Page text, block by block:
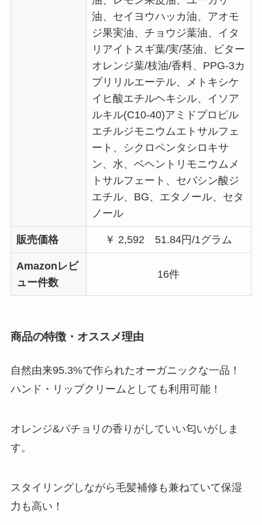
油、セイヨウハッカ油、アオモ
ジ果実油、チョウジ葉油、イタ
リアイトスギ葉/実/茎油、ビター
オレンジ葉/枝油/香料、PPG-3カ
プリリルエーテル、メトキシケ
イヒ酸エチルヘキシル、イソア
ルキル(C10-40)アミドプロピル
エチルジモニウムエトサルフェ
ート、シクロペンタシロキサ
ン、水、ベヘントリモニウムメ
トサルフェート、セバシン酸ジ
エチル、BG、エタノール、セタ
ノール
販売価格 ￥ 2,592 51.84円/1グラム
Amazonレビ
ュー件数
16件
商品の特徴・オススメ理由
自然由来95.3%で作られたオーガニックな一品！
ハンド・リップクリームとしても利用可能！
オレンジ&パチョリの香りがしていい匂いがしま
す。
スタイリングしながら毛髪補修も兼ねていて保湿
力も高い！